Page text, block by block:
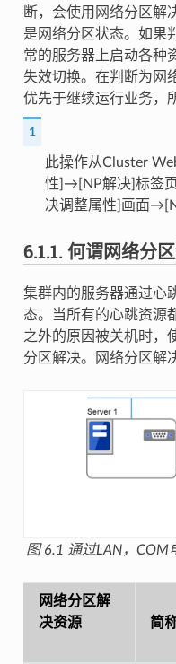
断，会使用网络分区解
是网络分区状态。如果
常的服务器上启动各种
失效切换。在判断为网
优先于继续运行业务，
1
此操作从Cluster
性]→[NP解决]标签
决调整属性]画面
6.1.1. 何谓网络分
集群内的服务器通过心
态。当所有的心跳资源
之外的原因被关机时，
分区解决。网络分区解
图 6.1 通过LAN，COM
网络分区解
决资源
简